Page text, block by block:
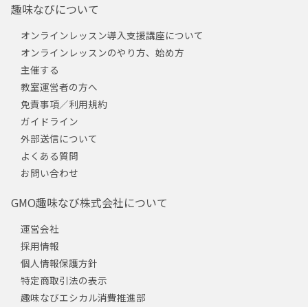
趣味なびについて
オンラインレッスン導入支援講座について
オンラインレッスンのやり方、始め方
主催する
教室運営者の方へ
免責事項／利用規約
ガイドライン
外部送信について
よくある質問
お問い合わせ
GMO趣味なび株式会社について
運営会社
採用情報
個人情報保護方針
特定商取引法の表示
趣味なびエシカル消費推進部